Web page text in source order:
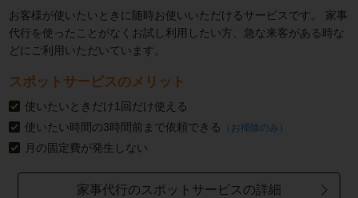
お客様が使いたいときに随時お使いいただけるサービスです。
家事
代行を使ったことがなくお試し利用したい方、急な来客がある時な
どにご利用いただいています。
スポットサービスのメリット
使いたいときだけ1回だけ使える
使いたい時間の3時間前まで依頼できる
（お掃除のみ）
月の固定費が発生しない
家事代行のスポットサービスの詳細